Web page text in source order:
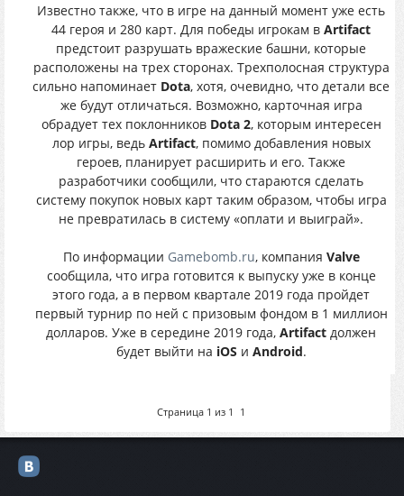
Известно также, что в игре на данный момент уже есть
44 героя и 280 карт. Для победы игрокам в Artifact
предстоит разрушать вражеские башни, которые
расположены на трех сторонах. Трехполосная структура
сильно напоминает Dota, хотя, очевидно, что детали все
же будут отличаться. Возможно, карточная игра
обрадует тех поклонников Dota 2, которым интересен
лор игры, ведь Artifact, помимо добавления новых
героев, планирует расширить и его. Также
разработчики сообщили, что стараются сделать
систему покупок новых карт таким образом, чтобы игра
не превратилась в систему «оплати и выиграй».
По информации Gamebomb.ru, компания Valve
сообщила, что игра готовится к выпуску уже в конце
этого года, а в первом квартале 2019 года пройдет
первый турнир по ней с призовым фондом в 1 миллион
долларов. Уже в середине 2019 года, Artifact должен
будет выйти на iOS и Android.
Страница 1 из 1 1